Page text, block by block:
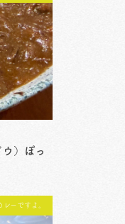
）ぽっ
レーですよ。